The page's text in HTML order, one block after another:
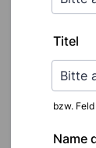
Titel
bzw.
Name